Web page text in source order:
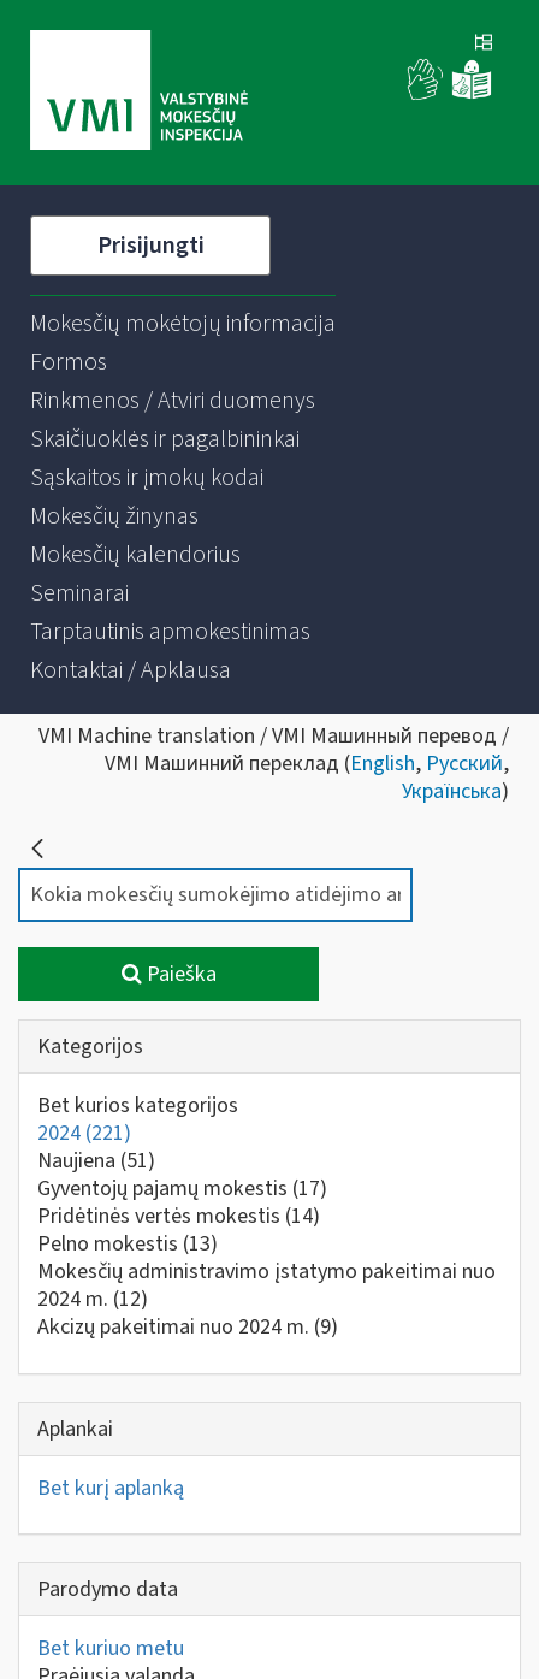
Prisijungti
Mokesčių mokėtojų informacija
Formos
Rinkmenos / Atviri duomenys
Skaičiuoklės ir pagalbininkai
Sąskaitos ir įmokų kodai
Mokesčių žinynas
Mokesčių kalendorius
Seminarai
Tarptautinis apmokestinimas
Kontaktai / Apklausa
VMI Machine translation / VMI Машинный перевод /
VMI Машинний переклад (English, Русский,
Українська)
Paieška
Kategorijos
Bet kurios kategorijos
2024 (221)
Naujiena (51)
Gyventojų pajamų mokestis (17)
Pridėtinės vertės mokestis (14)
Pelno mokestis (13)
Mokesčių administravimo įstatymo pakeitimai nuo
2024 m. (12)
Akcizų pakeitimai nuo 2024 m. (9)
Aplankai
Bet kurį aplanką
Parodymo data
Bet kuriuo metu